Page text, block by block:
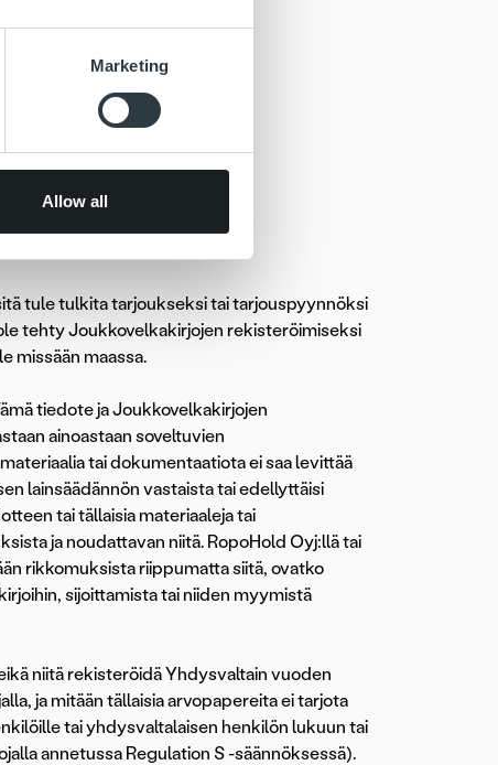
Marketing
Allow all
tule tulkita tarjoukseksi tai tarjouspyynnöksi
tehty Joukkovelkakirjojen rekisteröimiseksi
missään maassa.
tiedote ja Joukkovelkakirjojen
ainoastaan soveltuvien
tai dokumentaatiota ei saa levittää
lainsäädännön vastaista tai edellyttäisi
tai tällaisia materiaaleja tai
ja noudattavan niitä. RopoHold Oyj:llä tai
rikkomuksista riippumatta siitä, ovatko
sijoittamista tai niiden myymistä
niitä rekisteröidä Yhdysvaltain vuoden
ja mitään tällaisia arvopapereita ei tarjota
tai yhdysvaltalaisen henkilön lukuun tai
annetussa Regulation S -säännöksessä).